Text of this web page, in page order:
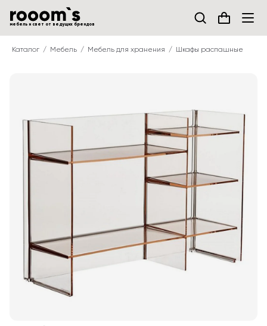
мебель и свет от ведущих брендов
Каталог Мебель Мебель для хранения Шкафы распашные